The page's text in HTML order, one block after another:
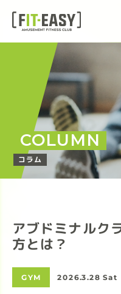
COLUMN
コラム
アブドミナルク
方とは？
GYM 2026.3.28 Sat